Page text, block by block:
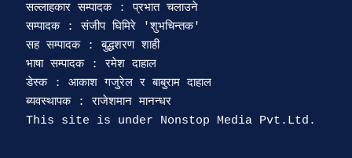
सल्लाहकार सम्पादक : प्रभात चलाउने
सम्पादक : संजीप घिमिरे 'शुभचिन्तक'
सह सम्पादक : बुद्धशरण शाही
भाषा सम्पादक : रमेश दाहाल
डेस्क : आकाश गजुरेल र बाबुराम दाहाल
ब्यवस्थापक : राजेशमान मानन्धर